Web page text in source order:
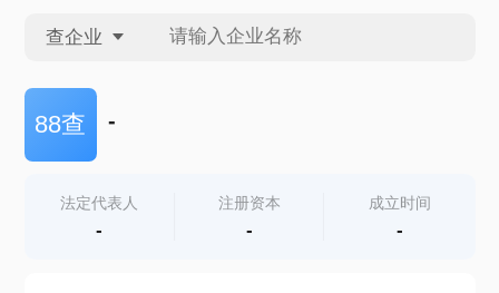
查企业
查企业
查产地
88查 -
法定代表人
-
注册资本
-
成立时间
-